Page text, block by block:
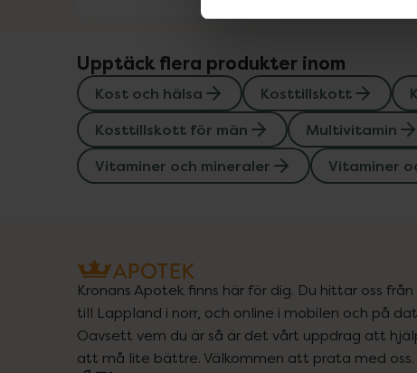
Upptäck flera produkter inom
Kost och hälsa Kosttillskott
Kosttillskott för män
Multivitamin
Vitaminer och mineraler
Vitaminer
Kronans Apotek finns här för dig. Du hittar oss från
till Lappland i norr, och online i mobilen och på
Oavsett vem du är så är det vårt uppdrag att
att må lite bättre. Välkommen att prata med oss.